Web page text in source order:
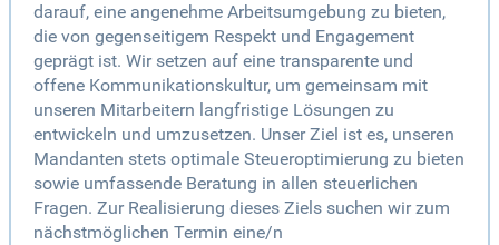
darauf, eine angenehme Arbeitsumgebung zu bieten,
die von gegenseitigem Respekt und Engagement
geprägt ist. Wir setzen auf eine transparente und
offene Kommunikationskultur, um gemeinsam mit
unseren Mitarbeitern langfristige Lösungen zu
entwickeln und umzusetzen. Unser Ziel ist es, unseren
Mandanten stets optimale Steueroptimierung zu bieten
sowie umfassende Beratung in allen steuerlichen
Fragen. Zur Realisierung dieses Ziels suchen wir zum
nächstmöglichen Termin eine/n